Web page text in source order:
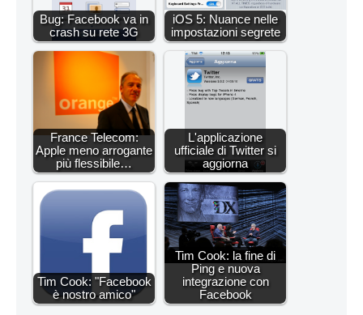
Bug: Facebook va in
crash su rete 3G
iOS 5: Nuance nelle
impostazioni segrete
France Telecom:
Apple meno arrogante
più flessibile…
L'applicazione
ufficiale di Twitter si
aggiorna
Tim Cook: "Facebook
è nostro amico"
Tim Cook: la fine di
Ping e nuova
integrazione con
Facebook